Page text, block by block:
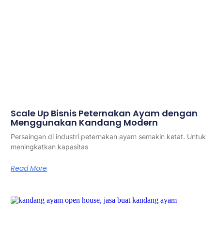
Scale Up Bisnis Peternakan Ayam dengan
Menggunakan Kandang Modern
Persaingan di industri peternakan ayam semakin ketat. Untuk
meningkatkan kapasitas
Read More